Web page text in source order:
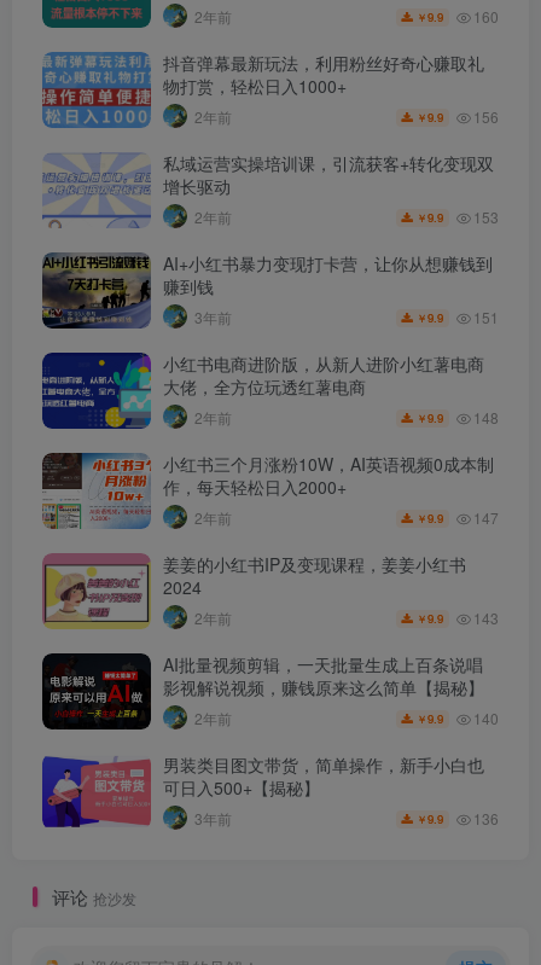
2年前 ￥9.9 160
抖音弹幕最新玩法，利用粉丝好奇心赚取礼
物打赏，轻松日入1000+
2年前 ￥9.9 156
私域运营实操培训课，引流获客+转化变现双
增长驱动
2年前 ￥9.9 153
AI+小红书暴力变现打卡营，让你从想赚钱到
赚到钱
3年前 ￥9.9 151
小红书电商进阶版，从新人进阶小红薯电商
大佬，全方位玩透红薯电商
2年前 ￥9.9 148
小红书三个月涨粉10W，AI英语视频0成本制
作，每天轻松日入2000+
2年前 ￥9.9 147
姜姜的小红书IP及变现课程，姜姜小红书
2024
2年前 ￥9.9 143
AI批量视频剪辑，一天批量生成上百条说唱
影视解说视频，赚钱原来这么简单【揭秘】
2年前 ￥9.9 140
男装类目图文带货，简单操作，新手小白也
可日入500+【揭秘】
3年前 ￥9.9 136
评论 抢沙发